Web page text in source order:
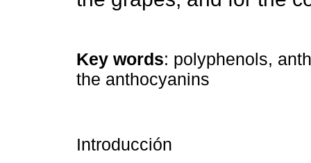
Key words: polyphenols,
the anthocyanins
Introducción